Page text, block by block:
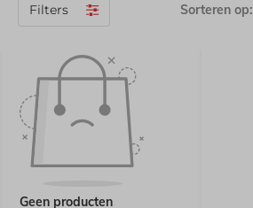
Filters Sorteren op:
Geen producten